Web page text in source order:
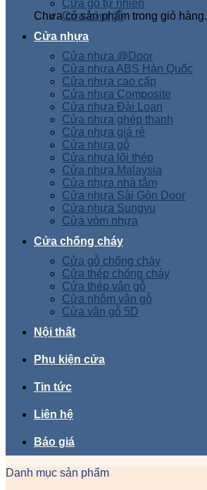
Chưa có sản phẩm trong giỏ hàng.
Cửa gỗ tự nhiên
Cửa vòm gỗ
Cửa nhựa
Cửa nhựa @Door
Cửa nhựa ABS Hàn Quốc
Cửa nhựa cao cấp
Cửa nhựa Composite
Cửa nhựa Đài Loan
Cửa nhựa ghép thanh
Cửa nhựa giá rẻ
Cửa nhựa gỗ
Cửa nhựa lõi thép
Cửa nhựa Malaysia
Cửa nhựa nhà tắm
Cửa nhựa Sài Gòn Door
Cửa nhựa Sungyu
Cửa vòm nhựa
Cửa chống cháy
Cửa gỗ chống cháy
Cửa thép chống cháy
Cửa thép vân gỗ
Cửa nhôm vân gỗ
Cửa vân gỗ 5D
Nội thất
Phụ kiện cửa
Tin tức
Liên hệ
Báo giá
Danh mục sản phẩm